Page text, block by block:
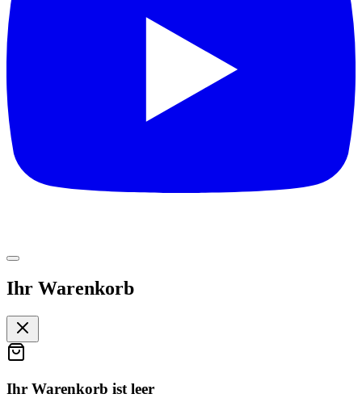
Ihr Warenkorb
Ihr Warenkorb ist leer